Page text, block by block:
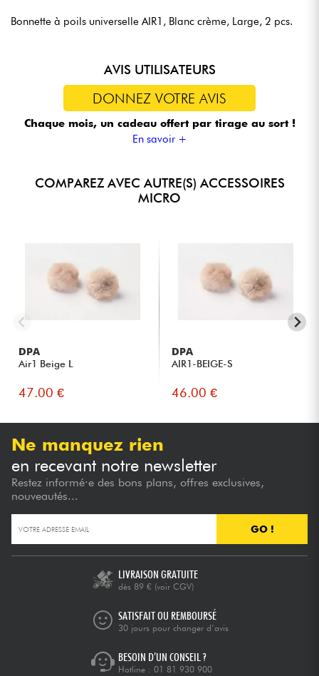
Bonnette à poils universelle AIR1, Blanc crème, Large, 2 pcs.
AVIS UTILISATEURS
DONNEZ VOTRE AVIS
Chaque mois, un cadeau offert par tirage au sort !
En savoir +
COMPAREZ AVEC AUTRE(S) ACCESSOIRES
MICRO
DPA
Air1 Beige L
47.00 €
DPA
AIR1-BEIGE-S
46.00 €
Ne manquez rien
en recevant notre newsletter
Restez informé·e des bons plans, offres exclusives,
nouveautés...
GO !
LIVRAISON GRATUITE
dès 89 € (voir CGV)
SATISFAIT OU REMBOURSÉ
30 jours pour changer d’avis
BESOIN D’UN CONSEIL ?
Hotline : 01 81 930 900